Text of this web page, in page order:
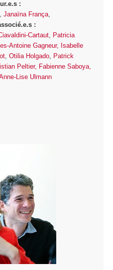
:
, Janaïna França,
:
Cartaut, Patricia
Antoine Gagneur, Isabelle
, Otilia Holgado, Patrick
Peltier, Fabienne Saboya,
Lise Ulmann